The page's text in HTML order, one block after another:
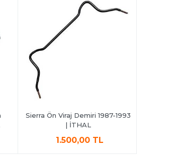
Sierra Ön Viraj Demiri 1987-1993
| İTHAL
1.500,00 TL